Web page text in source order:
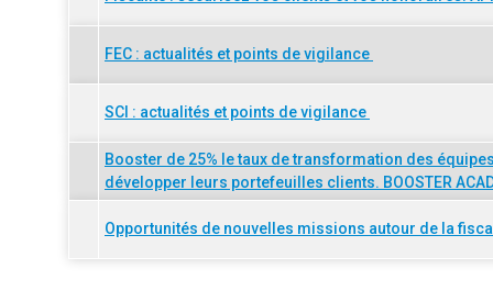
FEC : actualités et points de vigilance
SCI : actualités et points de vigilance
Booster de 25% le taux de transformation des
développer leurs portefeuilles clients. BOOSTER
Opportunités de nouvelles missions autour de la